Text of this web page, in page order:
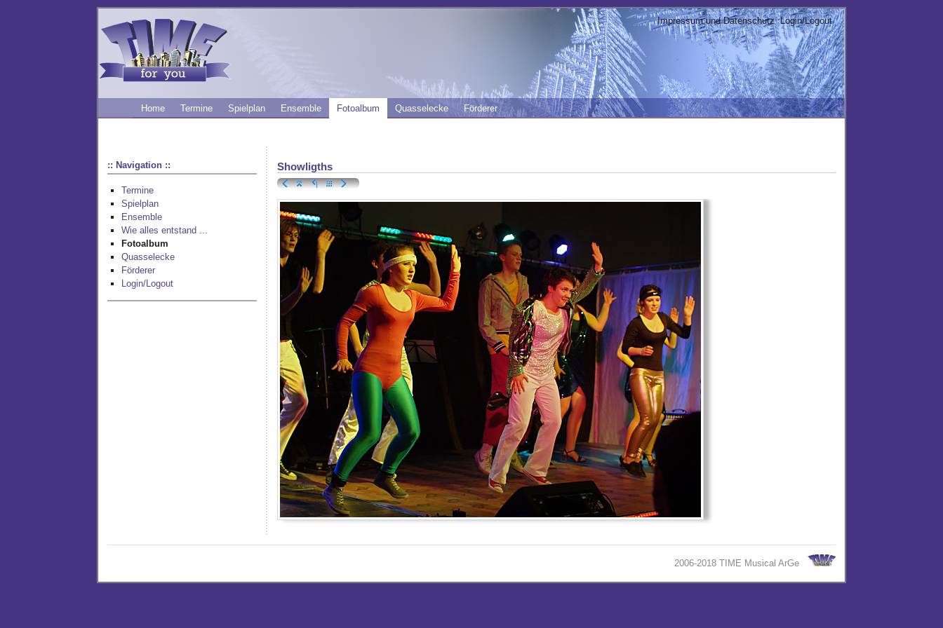
Impressum und Datenschutz Login/Logout
Home Termine Spielplan Ensemble Fotoalbum Quasselecke Förderer
:: Navigation ::
Termine
Spielplan
Ensemble
Wie alles entstand ...
Fotoalbum
Quasselecke
Förderer
Login/Logout
Showligths
2006-2018 TIME Musical ArGe